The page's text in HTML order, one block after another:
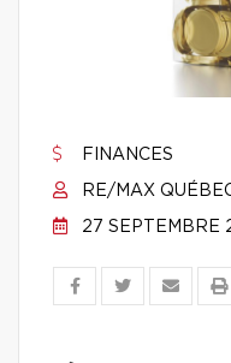
FINANCES
RE/MAX
27 SEPTEMBRE